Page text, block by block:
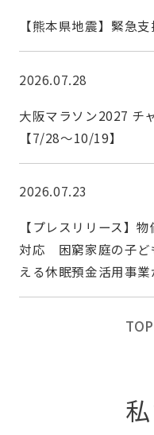
【熊本県地震】緊急
2026.07.28
大阪マラソン2027 チ
【7/28〜10/19】
2026.07.23
【プレスリリース】
対応 困窮家庭の子ど
える休眠預金活用事業